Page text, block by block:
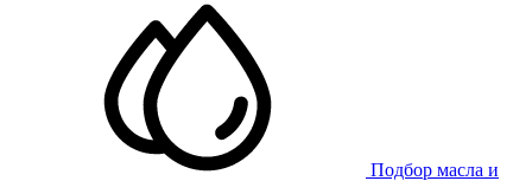
Подбор масла и